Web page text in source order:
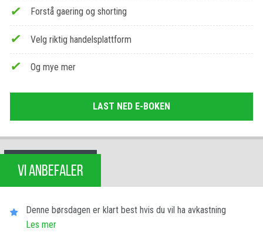
Forstå gaering og shorting
Velg riktig handelsplattform
Og mye mer
LAST NED E-BOKEN
VI ANBEFALER
Denne børsdagen er klart best hvis du vil ha avkastning
Les​ ​mer